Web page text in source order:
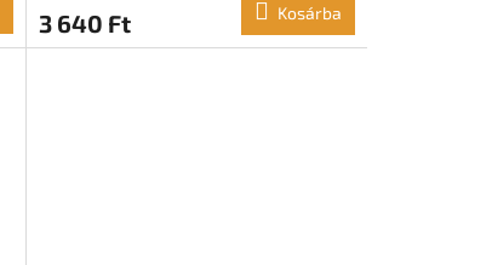
3 640 Ft Kosárba